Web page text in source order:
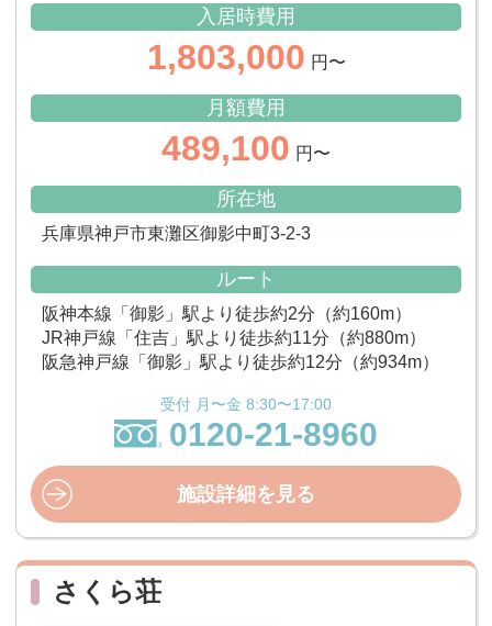
入居時費用
1,803,000 円〜
月額費用
489,100 円〜
所在地
兵庫県神戸市東灘区御影中町3-2-3
ルート
阪神本線「御影」駅より徒歩約2分（約160m）
JR神戸線「住吉」駅より徒歩約11分（約880m）
阪急神戸線「御影」駅より徒歩約12分（約934m）
受付 月〜金 8:30〜17:00
0120-21-8960
施設詳細を見る
さくら荘